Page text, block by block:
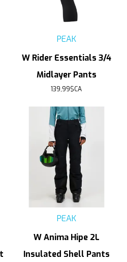
PEAK
W Rider Essentials 3/4
Midlayer Pants
139,99$CA
PEAK
W Anima Hipe 2L
Insulated Shell Pants